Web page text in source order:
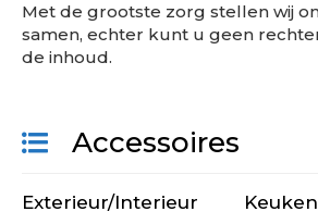
Met de grootste zorg stellen wij
samen, echter kunt u geen
de inhoud.
Accessoires
Exterieur/Interieur Keuken